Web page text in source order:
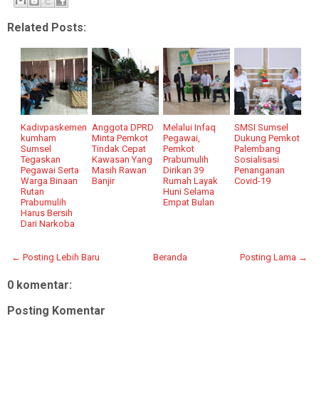
Related Posts:
Kadivpaskemen
kumham
Sumsel
Tegaskan
Pegawai Serta
Warga Binaan
Rutan
Prabumulih
Harus Bersih
Dari Narkoba
Anggota DPRD
Minta Pemkot
Tindak Cepat
Kawasan Yang
Masih Rawan
Banjir
Melalui Infaq
Pegawai,
Pemkot
Prabumulih
Dirikan 39
Rumah Layak
Huni Selama
Empat Bulan
SMSI Sumsel
Dukung Pemkot
Palembang
Sosialisasi
Penanganan
Covid-19
← Posting Lebih Baru Posting Lama →
Beranda
0 komentar:
Posting Komentar